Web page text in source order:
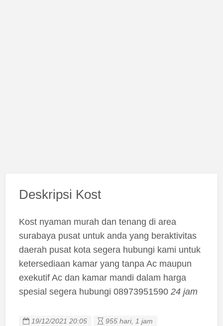
Deskripsi Kost
Kost nyaman murah dan tenang di area
surabaya pusat untuk anda yang beraktivitas
daerah pusat kota segera hubungi kami untuk
ketersediaan kamar yang tanpa Ac maupun
exekutif Ac dan kamar mandi dalam harga
spesial segera hubungi 08973951590 24 jam
19/12/2021 20:05 955 hari, 1 jam